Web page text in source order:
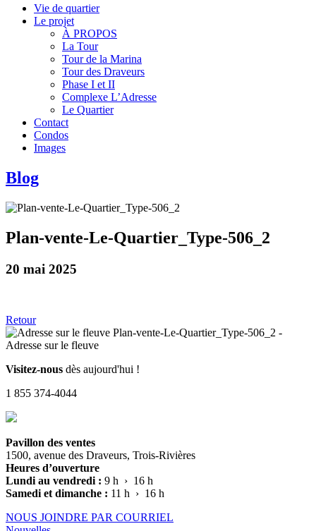
Vie de quartier
Le projet
À PROPOS
La Tour
Tour de la Marina
Tour des Draveurs
Phase I et II
Complexe L’Adresse
Le Quartier
Contact
Condos
Images
Blog
Plan-vente-Le-Quartier_Type-506_2
20 mai 2025
Retour
Visitez-nous dès aujourd'hui !
1 855 374-4044
Pavillon des ventes
1500, avenue des Draveurs, Trois-Rivières
Heures d’ouverture
Lundi au vendredi : 9 h › 16 h
Samedi et dimanche : 11 h › 16 h
NOUS JOINDRE PAR COURRIEL